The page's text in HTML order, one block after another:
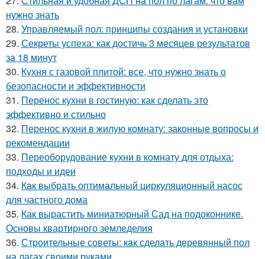
нужно знать
28. Управляемый пол: принципы создания и установки
29. Секреты успеха: как достичь 3 месяцев результатов
за 18 минут
30. Кухня с газовой плитой: все, что нужно знать о
безопасности и эффективности
31. Перенос кухни в гостиную: как сделать это
эффективно и стильно
32. Перенос кухни в жилую комнату: законные вопросы и
рекомендации
33. Переоборудование кухни в комнату для отдыха:
подходы и идеи
34. Как выбрать оптимальный циркуляционный насос
для частного дома
35. Как вырастить миниатюрный Сад на подоконнике.
Основы квартирного земледелия
36. Строительные советы: как сделать деревянный пол
на лагах своими руками